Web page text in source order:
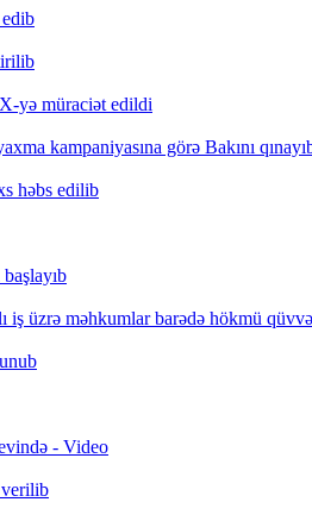
edib
yə müraciət edildi
kampaniyasına görə Bakını
həbs edilib
üzrə məhkumlar barədə hökmü
- Video